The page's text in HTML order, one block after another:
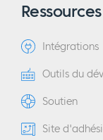
Ressources
Intégrations
Outils du
Soutien
Site